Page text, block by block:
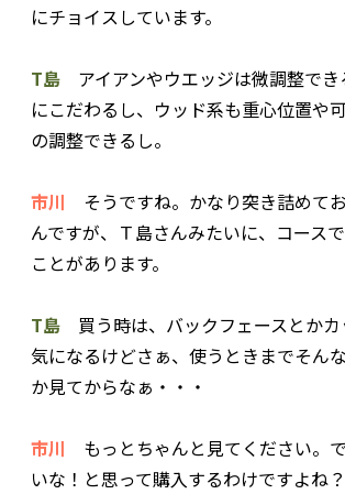
にチョイスしています。
T島 アイアンやウエッジは微調整でき
にこだわるし、ウッド系も重心位置や
の調整できるし。
市川 そうですね。かなり突き詰めて
んですが、Ｔ島さんみたいに、コース
ことがあります。
T島 買う時は、バックフェースとか
気になるけどさぁ、使うときまでそん
か見てからなぁ・・・
市川 もっとちゃんと見てください。
いな！と思って購入するわけですよね